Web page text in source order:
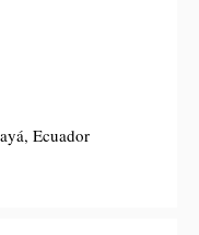
Ecuador